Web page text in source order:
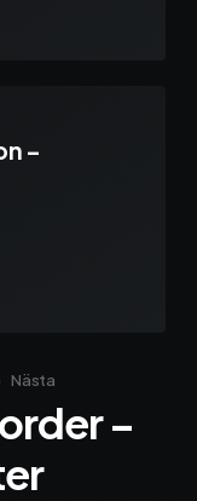
–
Nästa
Sida 8Sida 9
–